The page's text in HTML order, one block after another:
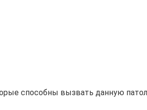
способны вызвать данную